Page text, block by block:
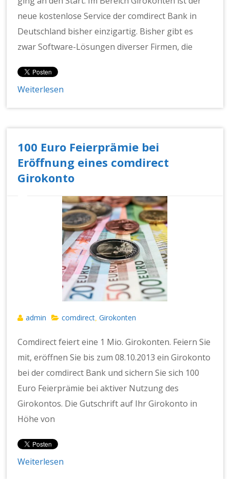
neue kostenlose Service der comdirect Bank in
Deutschland bisher einzigartig. Bisher gibt es
zwar Software-Lösungen diverser Firmen, die
Weiterlesen
100 Euro Feierprämie bei
Eröffnung eines comdirect
Girokonto
admin comdirect ,Girokonten
Comdirect feiert eine 1 Mio. Girokonten. Feiern Sie
mit, eröffnen Sie bis zum 08.10.2013 ein Girokonto
bei der comdirect Bank und sichern Sie sich 100
Euro Feierprämie bei aktiver Nutzung des
Girokontos. Die Gutschrift auf Ihr Girokonto in
Höhe von
Weiterlesen